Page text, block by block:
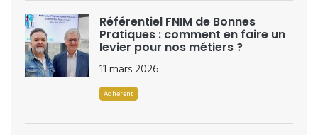
Référentiel FNIM de Bonnes
Pratiques : comment en faire un
levier pour nos métiers ?
11 mars 2026
Adhérent